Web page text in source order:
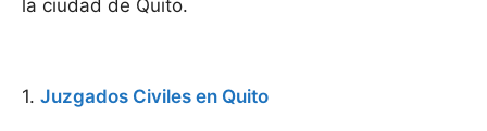
la ciudad de Quito.
1. Juzgados Civiles en Quito